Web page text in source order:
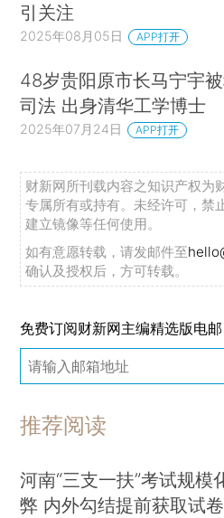
引关注
2025年08月05日 APP打开
48岁贵阳原市长马宁宇
司法 出身清华工学博士
2025年07月24日 APP打开
财新网所刊载内容之知识产权为
专属所有或持有。未经许可，禁
建立镜像等任何使用。
如有意愿转载，请发邮件至
确认及授权后，方可转载。
免费订阅财新网主编精选版电邮
推荐阅读
河南“三支一扶”考试规模
弊 内外勾结提前获取试卷